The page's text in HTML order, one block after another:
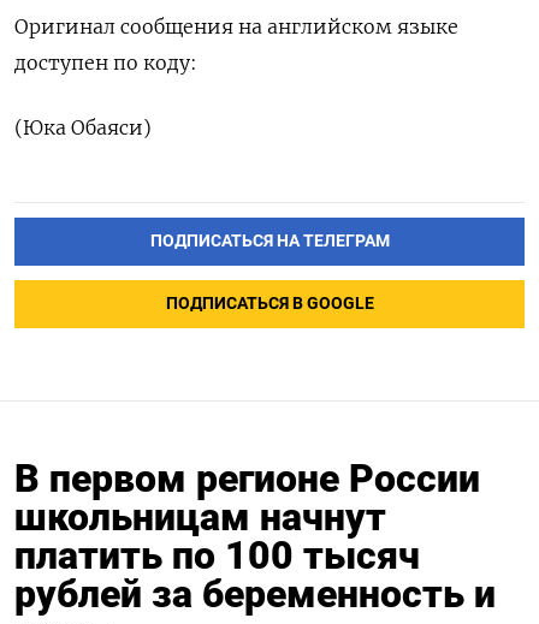
Оригинал сообщения на английском языке
доступен по коду:
(Юка Обаяси)
ПОДПИСАТЬСЯ НА ТЕЛЕГРАМ
ПОДПИСАТЬСЯ В GOOGLE
В первом регионе России
школьницам начнут
платить по 100 тысяч
рублей за беременность и